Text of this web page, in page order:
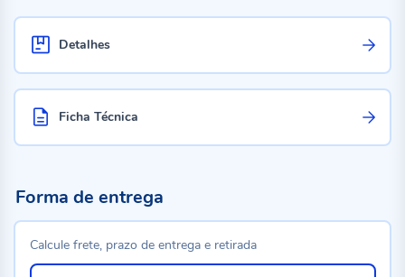
Detalhes
Ficha Técnica
Forma de entrega
Calcule frete, prazo de entrega e retirada